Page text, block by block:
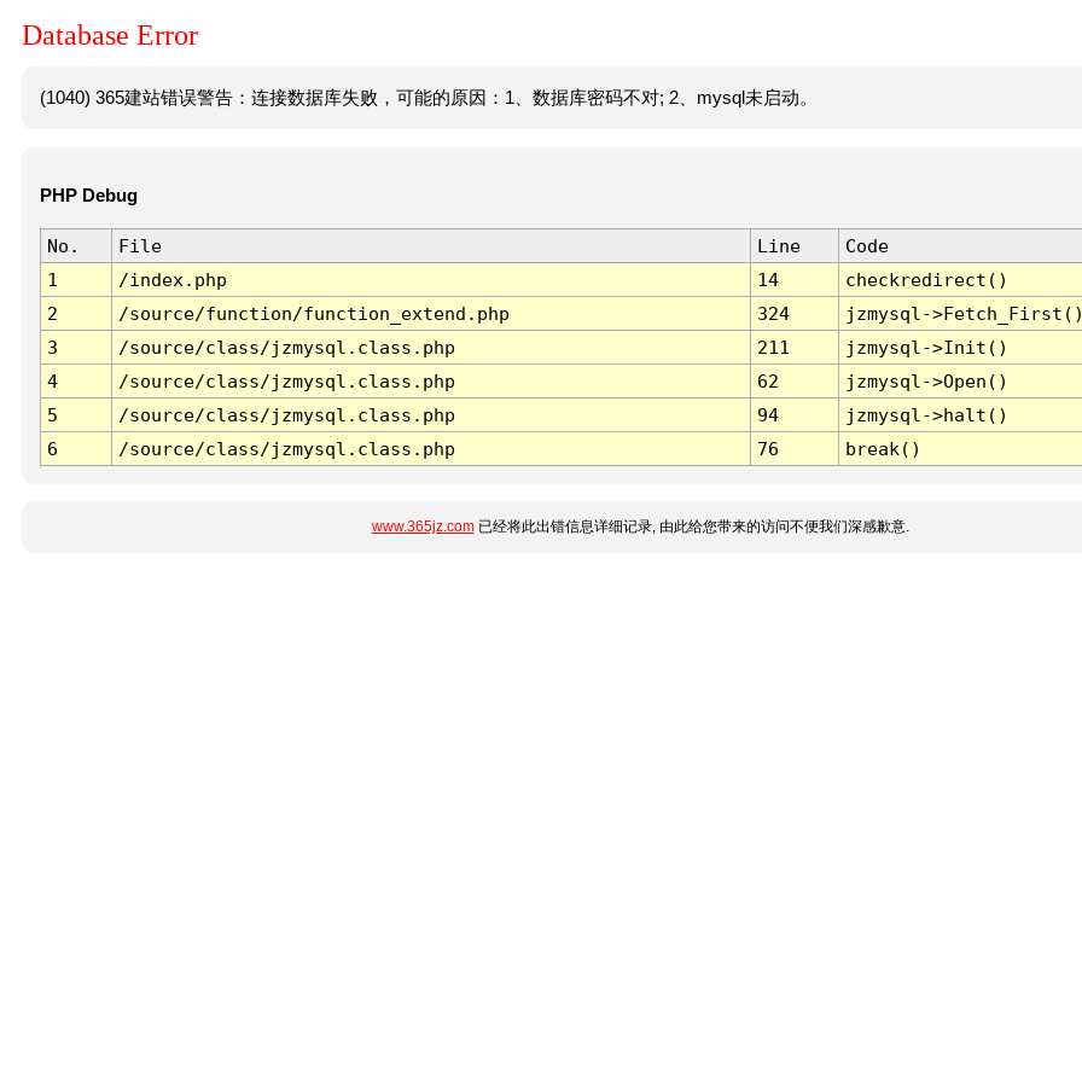
Database Error
(1040) 365建站错误警告：连接数据库失败，可能的原因：1、数据库密码不对; 2、mysql未启动。
PHP Debug
No. File Line
Code
1
/index.php 14
checkredirect()
2
/source/function/function_extend.php 324
jzmysql-
3
/source/class/jzmysql.class.php 211
jzmysql->Init()
4
/source/class/jzmysql.class.php 62
jzmysql->Open()
5
/source/class/jzmysql.class.php 94
jzmysql->halt()
6
/source/class/jzmysql.class.php 76 break()
www.365jz.com已经将此出错信息详细记录, 由此给您带来的访问不便我们深感歉意.